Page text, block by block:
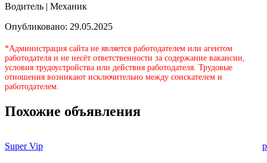
Водитель | Механик
Опубликовано: 29.05.2025
*Администрация сайта не является работодателем или агентом
работодателя и не несёт ответственности за содержание вакансии,
условия трудоустройства или действия работодателя. Трудовые
отношения возникают исключительно между соискателем и
работодателем.
Похожие объявления
Super Vip